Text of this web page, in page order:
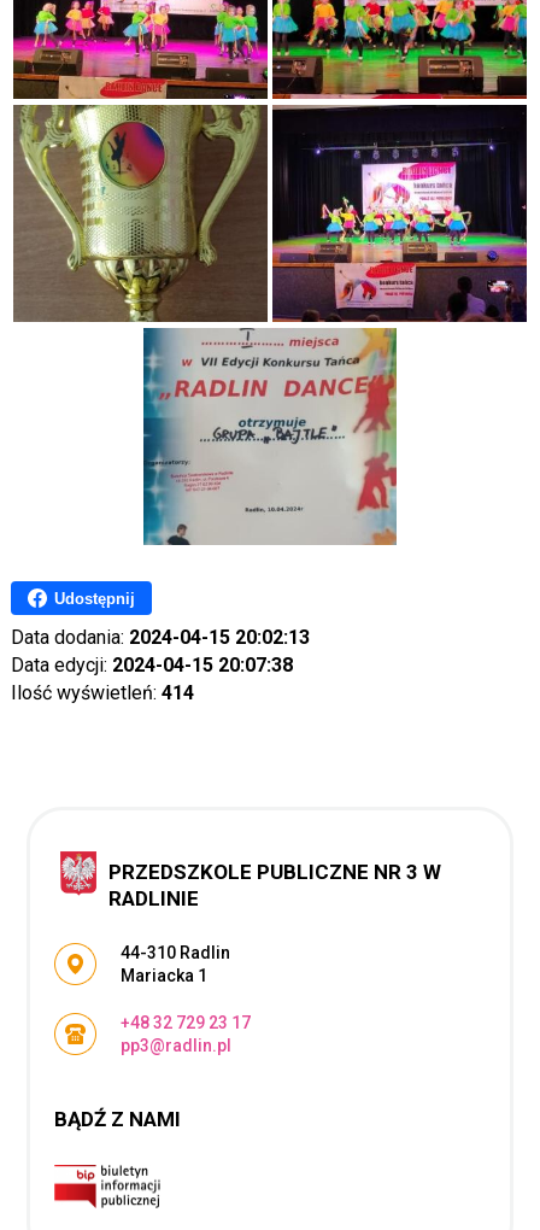
Udostępnij
Data dodania: 2024-04-15 20:02:13
Data edycji: 2024-04-15 20:07:38
Ilość wyświetleń: 414
PRZEDSZKOLE PUBLICZNE NR 3 W
RADLINIE
Adres pocztowy:
44-310 Radlin
Mariacka 1
+48 32 729 23 17
pp3@radlin.pl
BĄDŹ Z NAMI